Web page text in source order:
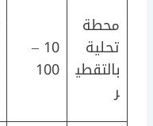
محطة
تحلية
بالتقطي
ر
10 –
100